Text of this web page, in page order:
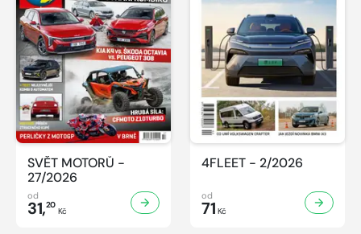
SVĚT MOTORŮ -
27/2026
od
31,20
Kč
4FLEET - 2/2026
od
71 Kč